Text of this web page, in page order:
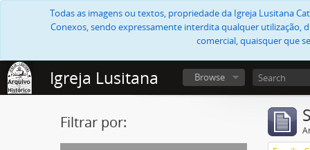
Todas as imagens ou textos, propriedade da Igreja Lusitana
Conexos, sendo expressamente interdita qualquer utilização,
comercial, quaisquer que
Igreja Lusitana Browse
Filtrar por: